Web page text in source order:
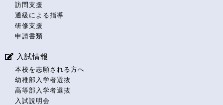
訪問支援
通級による指導
研修支援
申請書類
入試情報
本校を志願される方へ
幼稚部入学者選抜
高等部入学者選抜
入試説明会